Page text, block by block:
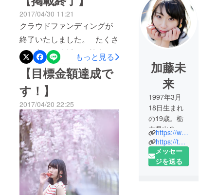
2017/04/30 11:21
クラウドファンディングが
終了いたしました。 たくさ
んの方のご支援、ご協力に
より、20万円の目標に対し
て33万8千円ものご支援をい
ただき、スタッフ一同感激
です。本当にありがとうご
ざいます！ 目標を超えた分
については、発行部数の増
刷やクオリティの向上に遣
わせていただく予定です。
ここまで来られたのは、支
援してくださった皆さま、
もっと見る
【目標金額達成で
す！】
2017/04/20 22:25
加藤未
来
1997年3月
18日生まれ
の19歳。栃
木県出身。
高校卒業
後、芸能活
動をするた
https://www.youtube.com/watch?v=RQr060ZHKN4
https://twitter.com/mirai19970318
メッセー
ジを送る